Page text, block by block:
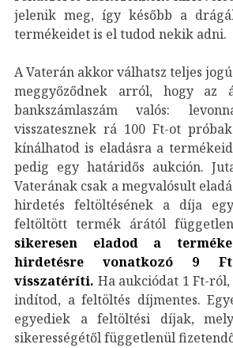
jelenik meg, így később a
termékeidet is el tudod nekik adni.
A Vaterán akkor válhatsz teljes
meggyőződnek arról, hogy az
bankszámlaszám valós:
visszatesznek rá 100 Ft-ot
kínálhatod is eladásra a
pedig egy határidős aukción.
Vaterának csak a megvalósult
hirdetés feltöltésének a díja
feltöltött termék árától
sikeresen eladod a termék
hirdetésre vonatkozó 9
visszatéríti. Ha aukciódat 1 Ft-
indítod, a feltöltés díjmentes.
egyediek a feltöltési díjak,
sikerességétől függetlenül